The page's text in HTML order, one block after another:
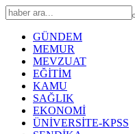
GÜNDEM
MEMUR
MEVZUAT
EĞİTİM
KAMU
SAĞLIK
EKONOMİ
ÜNİVERSİTE-KPSS